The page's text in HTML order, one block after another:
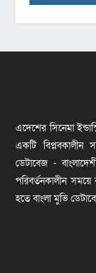
এদেশের সিনেমা
একটি
ডেটাবেজ -
পরিবর্তনকালীন সময়ে
হতে বাংলা মুভি